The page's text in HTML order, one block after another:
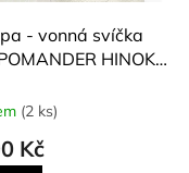
- vonná svíčka
HINOKI
Hinoki) 1077 g
(2 ks)
Kč